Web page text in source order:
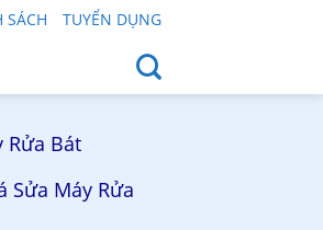
SÁCH TUYỂN DỤNG
Rửa Bát
Sửa Máy Rửa